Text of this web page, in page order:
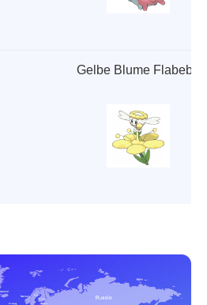
Gelbe Blume Flabebe